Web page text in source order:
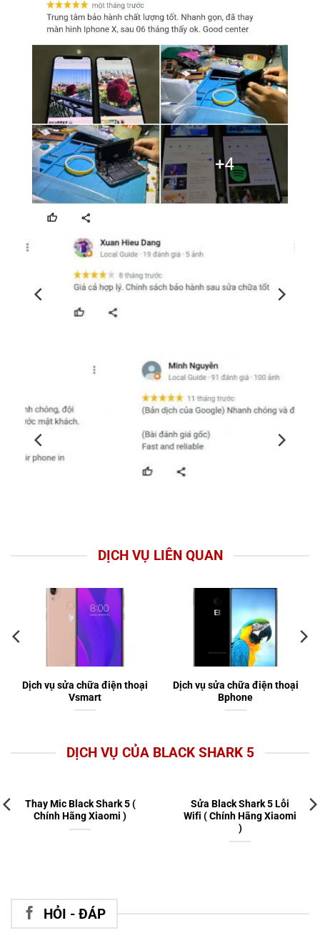
DỊCH VỤ LIÊN QUAN
Dịch vụ sửa chữa điện thoại
Vsmart
Dịch vụ sửa chữa điện thoại
Bphone
DỊCH VỤ CỦA BLACK SHARK 5
Thay Mic Black Shark 5 (
Chính Hãng Xiaomi )
Sửa Black Shark 5 Lỗi
Wifi ( Chính Hãng Xiaomi
)
HỎI - ĐÁP